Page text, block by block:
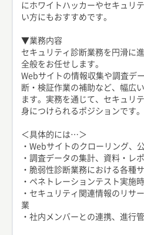
にホワイトハッカーやセキュリ
い方にもおすすめです。
▼業務内容
セキュリティ診断業務を円滑に
全般をお任せします。
Webサイトの情報収集や調査デ
断・検証作業の補助など、幅広
ます。実務を通じて、セキュリ
身につけられるポジションです。
＜具体的には…＞
・Webサイトのクローリング、
・調査データの集計、資料・レ
・脆弱性診断業務における各種
・ペネトレーションテスト実施
・セキュリティ関連情報のリサ
業
・社内メンバーとの連携、進行